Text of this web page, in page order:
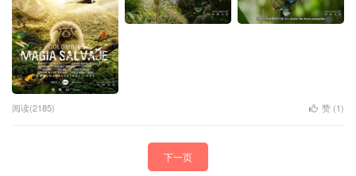
阅读(2185) 赞 (1)
下一页